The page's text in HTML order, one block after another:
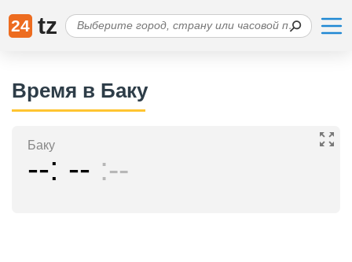
24 tz
Время в Баку
Баку
-- -- --